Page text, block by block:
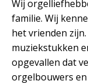
Wij
familie. Wij
het vrienden
muziekstukken
opgevallen dat
orgelbouwers